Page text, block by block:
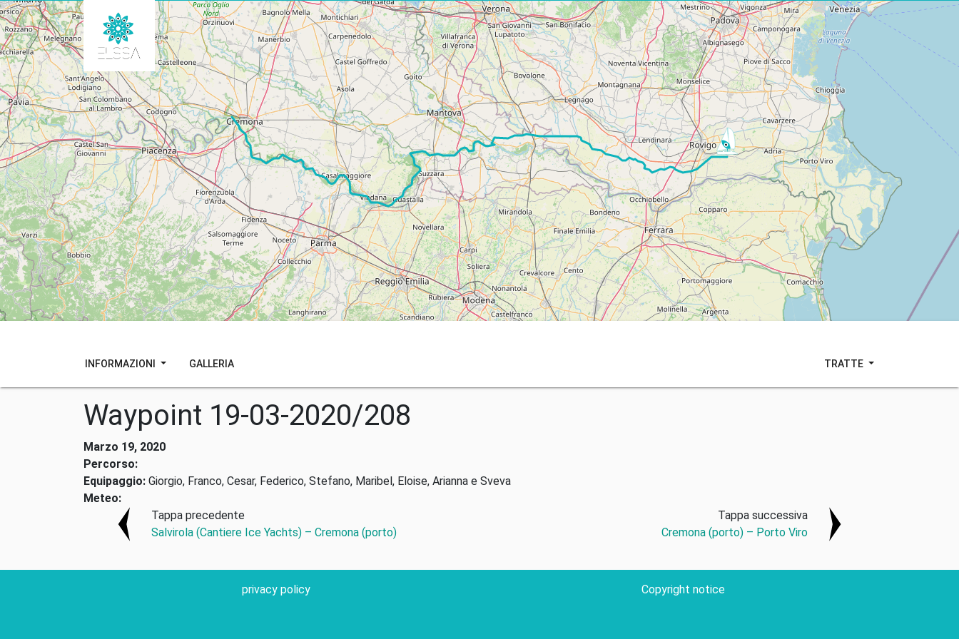
INFORMAZIONI GALLERIA TRATTE
Waypoint 19-03-2020/208
Marzo 19, 2020
Percorso:
Equipaggio: Giorgio, Franco, Cesar, Federico, Stefano, Maribel, Eloise, Arianna e Sveva
Meteo:
Tappa precedente
Salvirola (Cantiere Ice Yachts) – Cremona (porto)
Tappa successiva
Cremona (porto) – Porto Viro
privacy policy Copyright notice